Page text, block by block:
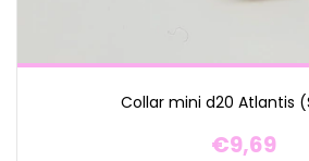
Collar mini d20 Atlantis
€9,69